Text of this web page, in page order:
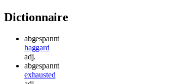
Dictionnaire
abgespannt
haggard
adj.
abgespannt
exhausted